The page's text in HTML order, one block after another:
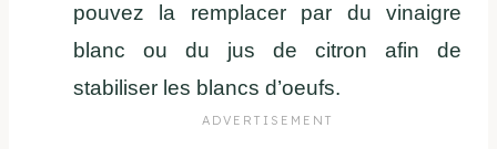
pouvez la remplacer par du vinaigre
blanc ou du jus de citron afin de
stabiliser les blancs d’oeufs.